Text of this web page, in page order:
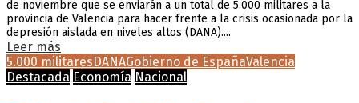
de noviembre que se enviarán a un total de 5.000 militares a la
provincia de Valencia para hacer frente a la crisis ocasionada por la
depresión aislada en niveles altos (DANA)....
Leer más
5.000 militaresDANAGobierno de EspañaValencia
Destacada Economía Nacional